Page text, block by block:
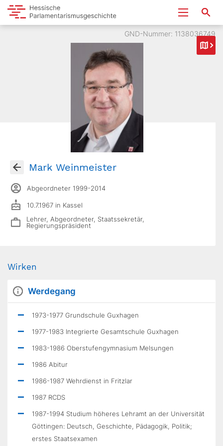
GND-Nummer: 1138036749
Mark Weinmeister
Abgeordneter 1999-2014
10.7.1967 in Kassel
Lehrer, Abgeordneter, Staatssekretär,
Regierungspräsident
Wirken
Werdegang
1973-1977 Grundschule Guxhagen
1977-1983 Integrierte Gesamtschule Guxhagen
1983-1986 Oberstufengymnasium Melsungen
1986 Abitur
1986-1987 Wehrdienst in Fritzlar
1987 RCDS
1987-1994 Studium höheres Lehramt an der Universität
Göttingen: Deutsch, Geschichte, Pädagogik, Politik;
erstes Staatsexamen